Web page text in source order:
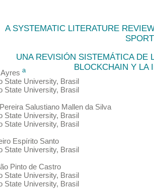
A SYSTEMATIC LITERATURE
UNA REVISIÓN SISTEMÁTICA DE
BLOCKCHAIN Y LA
a
State University, Brasil
State University, Brasil
Salustiano Mallen da Silva
State University, Brasil
State University, Brasil
Espírito Santo
State University, Brasil
Pinto de Castro
State University, Brasil
State University, Brasil